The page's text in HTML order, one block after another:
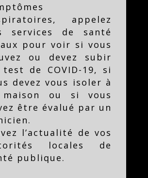
appelez
services de santé
pour voir si vous
ou devez subir
test de COVID-19, si
devez vous isoler à
ou si vous
être évalué par un
l’actualité de vos
locales de
publique.